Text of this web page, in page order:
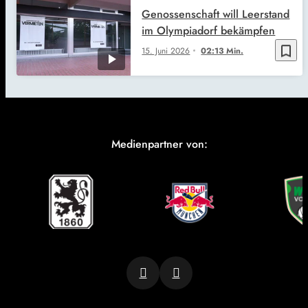
bookmark_border
15. Juni 2026 02:13 Min.
Genossenschaft will Leerstand
im Olympiadorf bekämpfen
Medienpartner von: